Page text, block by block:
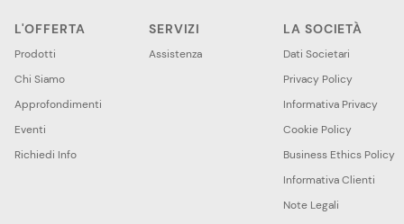
L'OFFERTA
Prodotti
Chi Siamo
Approfondimenti
Eventi
Richiedi Info
SERVIZI
Assistenza
LA SOCIETÀ
Dati Societari
Privacy Policy
Informativa Privacy
Cookie Policy
Business Ethics Policy
Informativa Clienti
Note Legali